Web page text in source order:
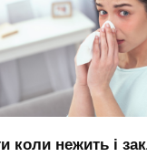
коли нежить і